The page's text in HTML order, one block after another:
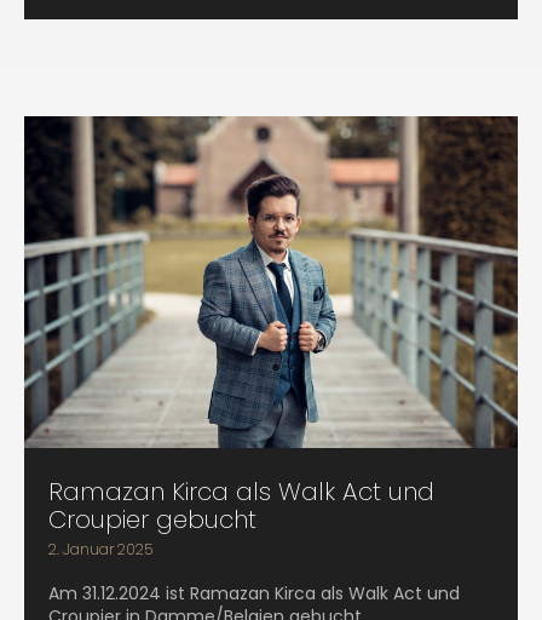
Ramazan Kirca als Walk Act und
Croupier gebucht
2. Januar 2025
Am 31.12.2024 ist Ramazan Kirca als Walk Act und